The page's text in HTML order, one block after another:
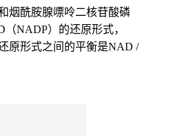
烟酰胺腺嘌呤二核苷酸磷
NADP）的还原形式，
原形式之间的平衡是NAD /